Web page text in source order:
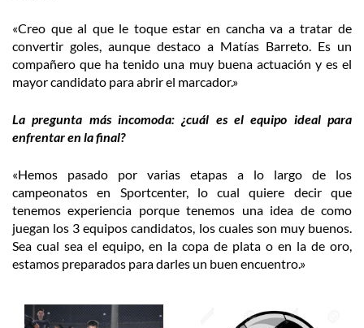
«Creo que al que le toque estar en cancha va a tratar de
convertir goles, aunque destaco a Matías Barreto. Es un
compañero que ha tenido una muy buena actuación y es el
mayor candidato para abrir el marcador.»
La pregunta más incomoda: ¿cuál es el equipo ideal para
enfrentar en la final?
«Hemos pasado por varias etapas a lo largo de los
campeonatos en Sportcenter, lo cual quiere decir que
tenemos experiencia porque tenemos una idea de como
juegan los 3 equipos candidatos, los cuales son muy buenos.
Sea cual sea el equipo, en la copa de plata o en la de oro,
estamos preparados para darles un buen encuentro.»